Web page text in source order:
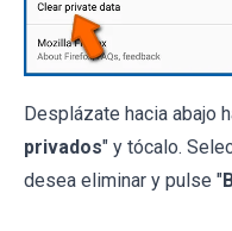
Desplázate hacia abajo
privados" y tócalo.
desea eliminar y pulse "